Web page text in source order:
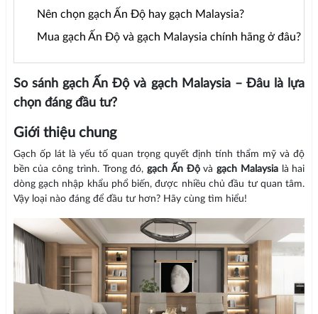
Nên chọn gạch Ấn Độ hay gạch Malaysia?
Mua gạch Ấn Độ và gạch Malaysia chính hãng ở đâu?
So sánh gạch Ấn Độ và gạch Malaysia – Đâu là lựa
chọn đáng đầu tư?
Giới thiệu chung
Gạch ốp lát là yếu tố quan trọng quyết định tính thẩm mỹ và độ
bền của công trình. Trong đó,gạch Ấn Độvàgạch Malaysialà hai
dòng gạch nhập khẩu phổ biến, được nhiều chủ đầu tư quan tâm.
Vậy loại nào đáng để đầu tư hơn? Hãy cùng tìm hiểu!